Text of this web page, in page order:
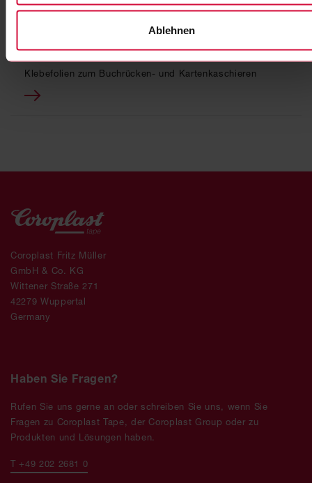
Ablehnen
SONSTIGE SPEZIALKLEBEBÄNDER
Coroplast 902
Klebefolien zum Buchrücken- und Kartenkaschieren
Coroplast Fritz Müller
GmbH & Co. KG
Wittener Straße 271
42279 Wuppertal
Germany
Haben Sie Fragen?
Rufen Sie uns gerne an oder schreiben Sie uns, wenn Sie
Fragen zu Coroplast Tape, der Coroplast Group oder zu
Produkten und Lösungen haben.
T +49 202 2681 0